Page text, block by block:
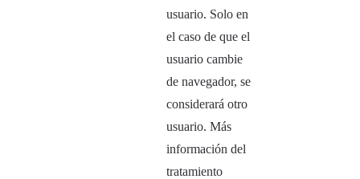
usuario. Solo en
el caso de que el
usuario cambie
de navegador, se
considerará otro
usuario. Más
información del
tratamiento